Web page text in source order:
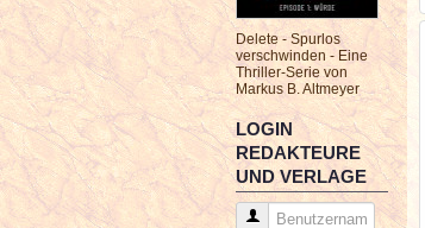
Delete - Spurlos
verschwinden - Eine
Thriller-Serie von
Markus B. Altmeyer
LOGIN
REDAKTEURE
UND VERLAGE
Benutzername